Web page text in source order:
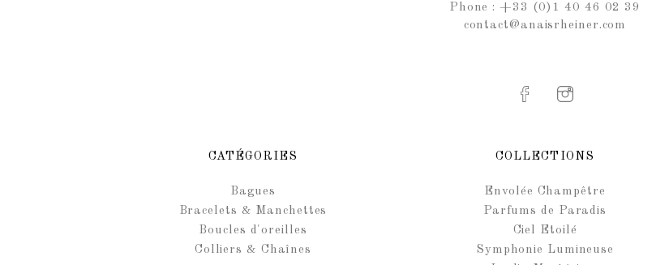
Phone : +33 (0)1 40 46 02 39
contact@anaisrheiner.com
CATÉGORIES
Bagues
Bracelets & Manchettes
Boucles d'oreilles
Colliers & Chaînes
COLLECTIONS
Envolée Champêtre
Parfums de Paradis
Ciel Etoilé
Symphonie Lumineuse